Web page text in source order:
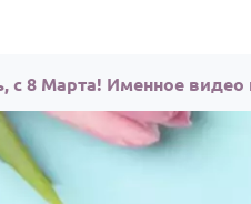
с 8 Марта! Именное видео